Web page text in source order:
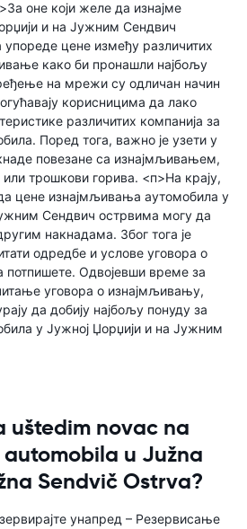
оне који желе да изнајме
и на Јужним Сендвич
цене између различитих
како би пронашли најбољу
на мрежи су одличан начин
корисницима да лако
различитих компанија за
Поред тога, важно је узети у
повезане са изнајмљивањем,
трошкови горива. <п>На крају,
цене изнајмљивања аутомобила у
Сендвич острвима могу да
накнадама. Због тога је
одредбе и услове уговора о
потпишете. Одвојевши време за
уговора о изнајмљивању,
да добију најбољу понуду за
у Јужној Џорџији и на Јужним
uštedim novac na
u Južna
Sendvič Ostrva?
унапред – Резервисање